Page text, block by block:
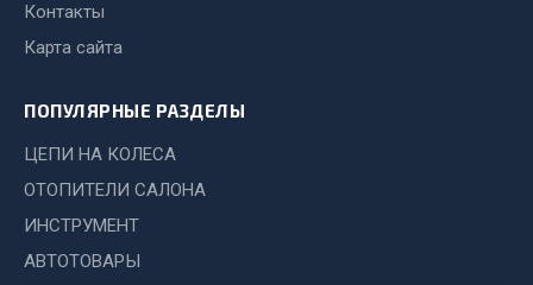
Запчасти HOWO
Тормозная система
Двигатель
Подвеска
Контакты
Карта сайта
ПОПУЛЯРНЫЕ РАЗДЕЛЫ
ЦЕПИ НА КОЛЕСА
ОТОПИТЕЛИ САЛОНА
ИНСТРУМЕНТ
АВТОТОВАРЫ